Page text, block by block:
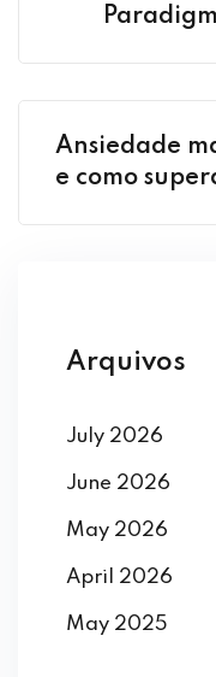
Ansiedade
e como
Arquivos
July 2026
June 2026
May 2026
April 2026
May 2025